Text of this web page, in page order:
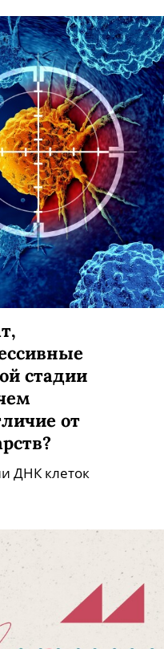
стадии
от
ДНК клеток